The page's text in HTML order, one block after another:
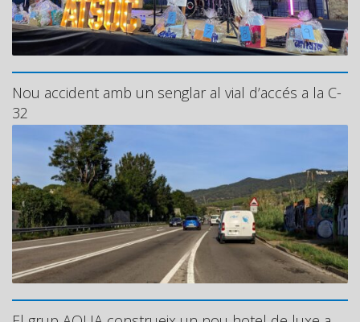
Nou accident amb un senglar al vial d’accés a la C-
32